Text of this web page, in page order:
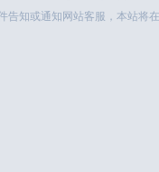
知或通知网站客服，本站将在